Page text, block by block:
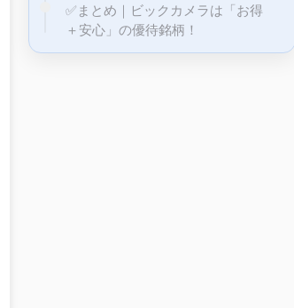
✅まとめ｜ビックカメラは「お得
＋安心」の優待銘柄！